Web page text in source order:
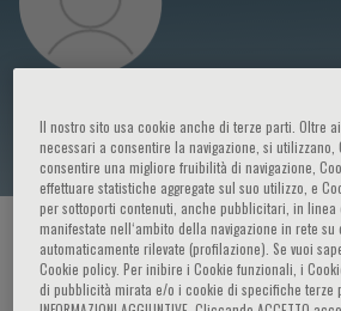
Antonio Paolo Beltrami
HOME PAGE / CORSI ED EVENTI /
Il nostro sito usa cookie anche di terze parti. Oltre
necessari a consentire la navigazione, si
consentire una migliore fruibilità di navigazione,
effettuare statistiche aggregate sul suo utilizzo, e
per sottoporti contenuti, anche pubblicitari, in linea
manifestate nell‘ambito della navigazione in rete
automaticamente rilevate (profilazione). Se vuoi
Cookie policy. Per inibire i Cookie funzionali, i
di pubblicità mirata e/o i cookie di specifiche terze